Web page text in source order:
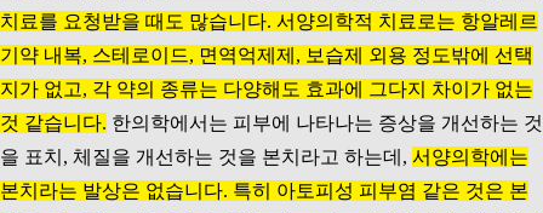
치료를 요청받을 때도 많습니다. 서양의학적 치료로는 항알레르
기약 내복, 스테로이드, 면역억제제, 보습제 외용 정도밖에 선택
지가 없고, 각 약의 종류는 다양해도 효과에 그다지 차이가 없는
것 같습니다. 한의학에서는 피부에 나타나는 증상을 개선하는 것
을 표치, 체질을 개선하는 것을 본치라고 하는데, 서양의학에는
본치라는 발상은 없습니다. 특히 아토피성 피부염 같은 것은 본